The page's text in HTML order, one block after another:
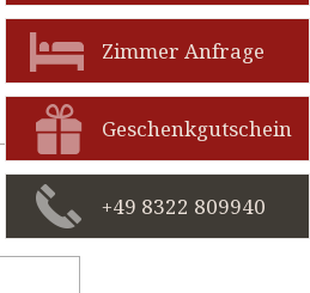
Zimmer Anfrage
Geschenkgutschein
+49 8322 809940